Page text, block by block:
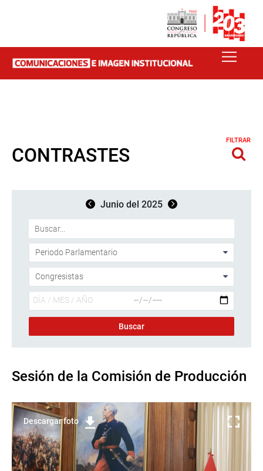
CONTRASTES
FILTRAR
Junio del 2025
Sesión de la Comisión de Producción
Descargar foto